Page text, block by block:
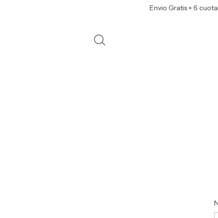
Envio Gratis + 6 cuotas